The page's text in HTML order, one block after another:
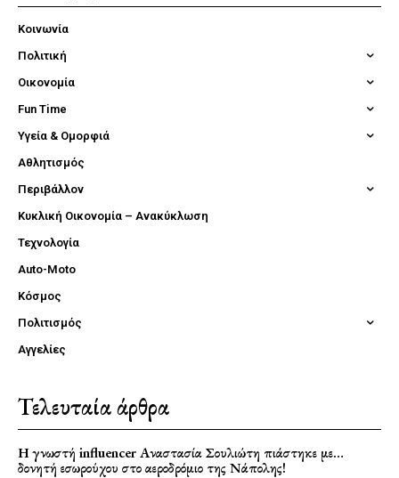
Κοινωνία
Πολιτική
Οικονομία
Fun Time
Υγεία & Ομορφιά
Αθλητισμός
Περιβάλλον
Κυκλική Οικονομία – Ανακύκλωση
Τεχνολογία
Auto-Moto
Κόσμος
Πολιτισμός
Αγγελίες
Τελευταία άρθρα
Η γνωστή influencer Αναστασία Σουλιώτη πιάστηκε με…
δονητή εσωρούχου στο αεροδρόμιο της Νάπολης!